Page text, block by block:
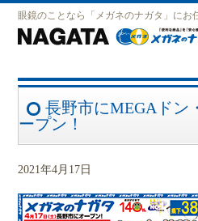
眼鏡のことなら「メガネのナガタ」にお
長野市にMEGAドン
ープン！
2021年4月17日